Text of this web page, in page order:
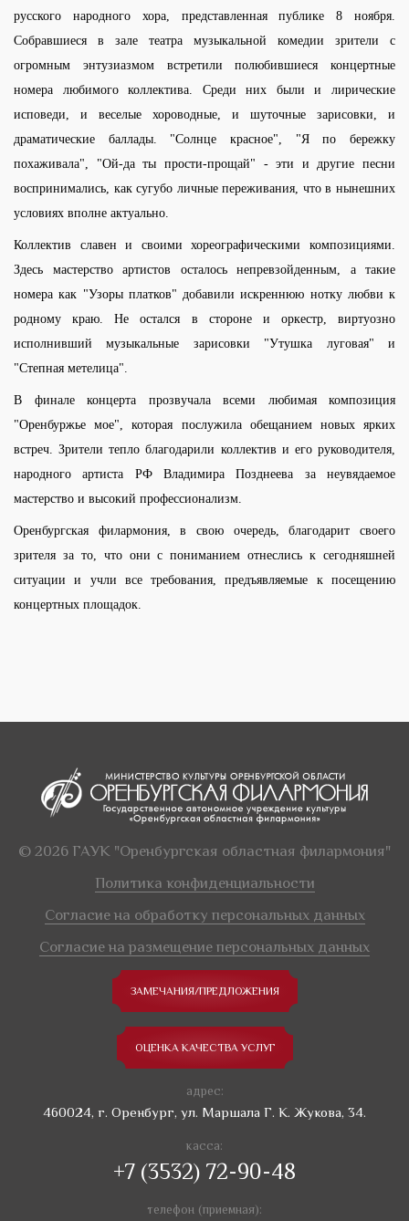
русского народного хора, представленная публике 8 ноября.
Собравшиеся в зале театра музыкальной комедии зрители с
огромным энтузиазмом встретили полюбившиеся концертные
номера любимого коллектива. Среди них были и лирические
исповеди, и веселые хороводные, и шуточные зарисовки, и
драматические баллады. "Солнце красное", "Я по бережку
похаживала", "Ой-да ты прости-прощай" - эти и другие песни
воспринимались, как сугубо личные переживания, что в нынешних
условиях вполне актуально.
Коллектив славен и своими хореографическими композициями.
Здесь мастерство артистов осталось непревзойденным, а такие
номера как "Узоры платков" добавили искреннюю нотку любви к
родному краю. Не остался в стороне и оркестр, виртуозно
исполнивший музыкальные зарисовки "Утушка луговая" и
"Степная метелица".
В финале концерта прозвучала всеми любимая композиция
"Оренбуржье мое", которая послужила обещанием новых ярких
встреч. Зрители тепло благодарили коллектив и его руководителя,
народного артиста РФ Владимира Позднеева за неувядаемое
мастерство и высокий профессионализм.
Оренбургская филармония, в свою очередь, благодарит своего
зрителя за то, что они с пониманием отнеслись к сегодняшней
ситуации и учли все требования, предъявляемые к посещению
концертных площадок.
© 2026 ГАУК "Оренбургская областная филармония"
Политика конфиденциальности
Согласие на обработку персональных данных
Согласие на размещение персональных данных
ЗАМЕЧАНИЯ/ПРЕДЛОЖЕНИЯ
ОЦЕНКА КАЧЕСТВА УСЛУГ
адрес:
460024, г. Оренбург, ул. Маршала Г. К. Жукова, 34.
касса:
+7 (3532) 72-90-48
телефон (приемная):